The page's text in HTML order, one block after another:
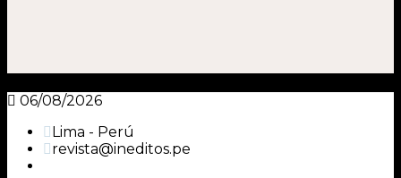
06/08/2026
Lima - Perú
revista@ineditos.pe